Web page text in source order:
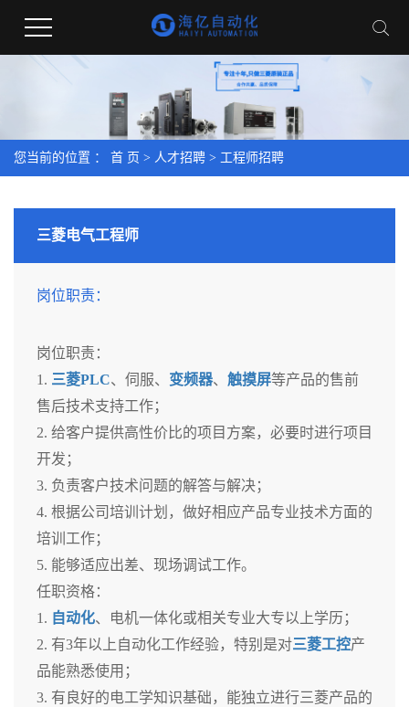
您当前的位置 ： 首 页 > 人才招聘 > 工程师招聘
三菱电气工程师
岗位职责：
岗位职责：
1. 三菱PLC、伺服、 变频器、 触摸屏等产品的售前
售后技术支持工作；
2. 给客户提供高性价比的项目方案，必要时进行项目
开发；
3. 负责客户技术问题的解答与解决；
4. 根据公司培训计划，做好相应产品专业技术方面的
培训工作；
5. 能够适应出差、现场调试工作。
任职资格：
1. 自动化、电机一体化或相关专业大专以上学历；
2. 有3年以上自动化工作经验，特别是对三菱工控产
品能熟悉使用；
3. 有良好的电工学知识基础，能独立进行三菱产品的